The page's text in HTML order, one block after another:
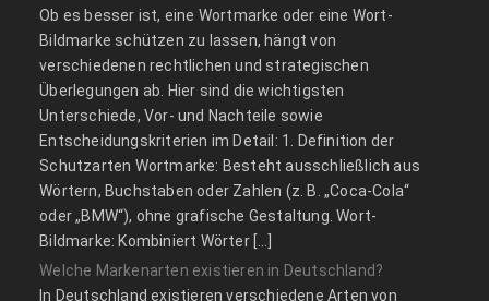
Ob es besser ist, eine Wortmarke oder eine Wort-
Bildmarke schützen zu lassen, hängt von
verschiedenen rechtlichen und strategischen
Überlegungen ab. Hier sind die wichtigsten
Unterschiede, Vor- und Nachteile sowie
Entscheidungskriterien im Detail: 1. Definition der
Schutzarten Wortmarke: Besteht ausschließlich aus
Wörtern, Buchstaben oder Zahlen (z. B. „Coca-Cola“
oder „BMW“), ohne grafische Gestaltung. Wort-
Bildmarke: Kombiniert Wörter […]
Welche Markenarten existieren in Deutschland?
In Deutschland existieren verschiedene Arten von